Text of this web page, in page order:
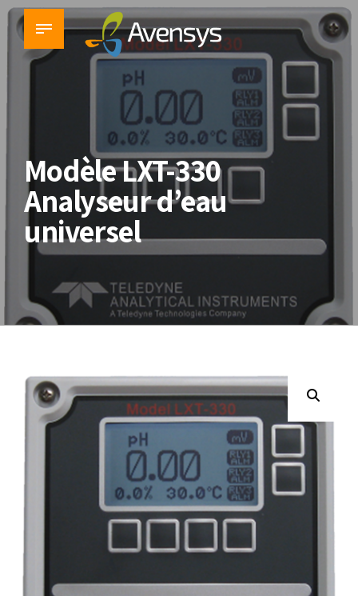
Modèle LXT-330
Analyseur d’eau
universel